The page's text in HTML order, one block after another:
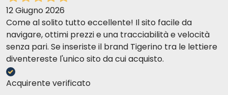
12 Giugno 2026
Come al solito tutto eccellente! Il sito facile da
navigare, ottimi prezzi e una tracciabilità e velocità
senza pari. Se inseriste il brand Tigerino tra le lettiere
diventereste l'unico sito da cui acquisto.
Acquirente verificato